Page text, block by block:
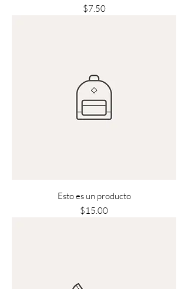
Precio
$7.50
Esto es un producto
Precio
$15.00